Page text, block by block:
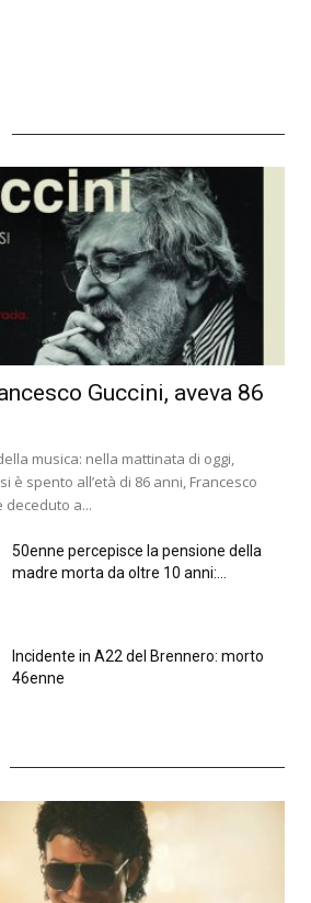
Guccini, aveva 86
musica: nella mattinata di oggi,
è spento all’età di 86 anni, Francesco
deceduto a...
50enne percepisce la pensione della
madre morta da oltre 10 anni:...
Incidente in A22 del Brennero: morto
46enne